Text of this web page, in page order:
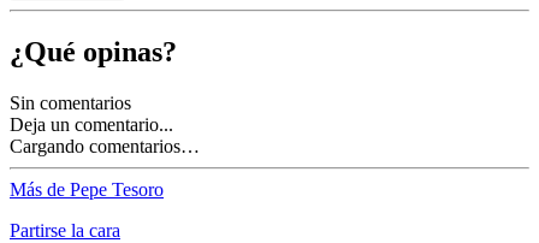
¿Qué opinas?
Sin comentarios
Deja un comentario...
Cargando comentarios…
Más de Pepe Tesoro
Partirse la cara